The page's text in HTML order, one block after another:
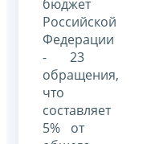
бюджет
Российской
Федерации
- 23
обращения,
что
составляет
5% от